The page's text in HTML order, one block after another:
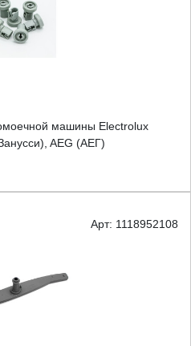
машины Electrolux
AEG (АЕГ)
Арт: 1118952108